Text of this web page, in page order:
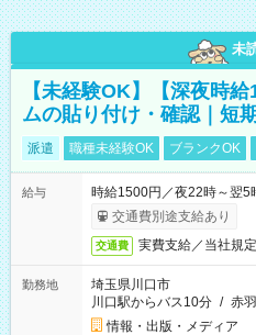
未
【未経験OK】【深夜時
ムの貼り付け・確認｜短期
派遣 職種未経験OK ブランクOK
給与
時給1500円／夜22時～翌5
交通費別途支給あり
交通費 実費支給／当社規定
勤務地
埼玉県川口市
川口駅からバス10分 / 赤
情報・出版・メディア